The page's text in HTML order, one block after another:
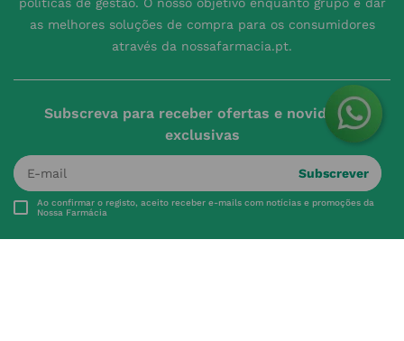
políticas de gestão. O nosso objetivo enquanto grupo é dar
as melhores soluções de compra para os consumidores
através da nossafarmacia.pt.
Subscreva para receber ofertas e novidades
exclusivas
Subscrever
Ao confirmar o registo, aceito receber e-mails com notícias e promoções da
Nossa Farmácia